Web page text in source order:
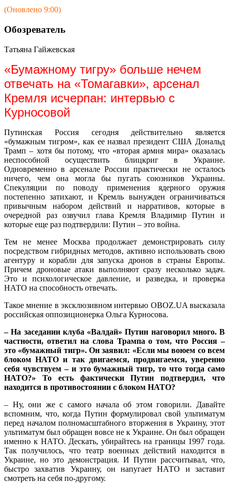
(Оновлено 9:00)
Обозреватель
Татьяна Гайжевская
«Бумажному тигру» больше нечем
отвечать на «Томагавки», арсенал
Кремля исчерпан: интервью с
Курносовой
Путинская Россия сегодня действительно является
«бумажным тигром», как ее назвал президент США Дональд
Трамп – хотя бы потому, что «вторая армия мира» оказалась
неспособной осуществить блицкриг в Украине.
Одновременно в арсенале России практически не осталось
ничего, чем она могла бы пугать союзников Украины.
Спекуляции по поводу применения ядерного оружия
постепенно затихают, и Кремль вынужден ограничиваться
привычным набором действий и нарративов, которые в
очередной раз озвучил глава Кремля Владимир Путин и
которые еще раз подтвердили: Путин – это война.
Тем не менее Москва продолжает демонстрировать силу
посредством гибридных методов, активно использовать свою
агентуру и корабли для запуска дронов в страны Европы.
Причем дроновые атаки выполняют сразу несколько задач.
Это и психологическое давление, и разведка, и проверка
НАТО на способность отвечать.
Такое мнение в эксклюзивном интервью OBOZ.UA высказала
российская оппозиционерка Ольга Курносова.
– На заседании клуба «Валдай» Путин наговорил много. В
частности, ответил на слова Трампа о том, что Россия –
это «бумажный тигр». Он заявил: «Если мы воюем со всем
блоком НАТО и так двигаемся, продвигаемся, уверенно
себя чувствуем – и это бумажный тигр, то что тогда само
НАТО?» То есть фактически Путин подтвердил, что
находится в противостоянии с блоком НАТО?
– Ну, они же с самого начала об этом говорили. Давайте
вспомним, что, когда Путин формулировал свой ультиматум
перед началом полномасштабного вторжения в Украину, этот
ультиматум был обращен вовсе не к Украине. Он был обращен
именно к НАТО. Дескать, убирайтесь на границы 1997 года.
Так получилось, что театр военных действий находится в
Украине, но это демонстрация. И Путин рассчитывал, что,
быстро захватив Украину, он напугает НАТО и заставит
смотреть на себя по-другому.